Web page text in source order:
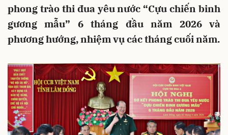
phong trào thi đua yêu nước “Cựu chiến binh
gương mẫu” 6 tháng đầu năm 2026 và
phương hướng, nhiệm vụ các tháng cuối năm.